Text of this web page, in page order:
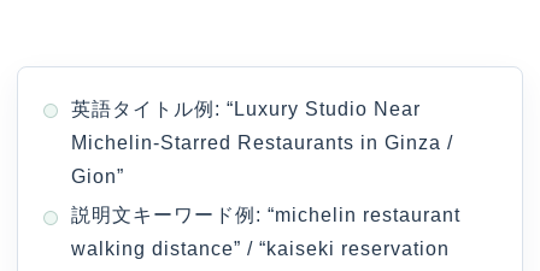
英語タイトル例: “Luxury Studio Near
Michelin-Starred Restaurants in Ginza /
Gion”
説明文キーワード例: “michelin restaurant
walking distance” / “kaiseki reservation